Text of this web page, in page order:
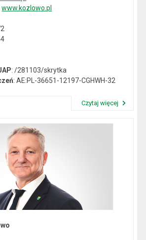
www.kozlowo.pl
: /281103/skrytka
: AE:PL-36651-12197-CGHWH-32
Czytaj więcej